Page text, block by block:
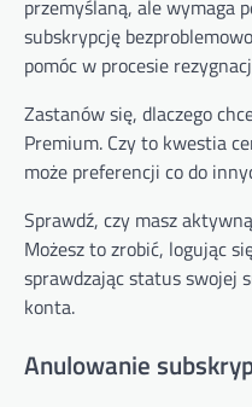
przemyślaną, ale wymaga
subskrypcję
pomóc w procesie
Zastanów się, dlaczego
Premium. Czy to kwestia
może preferencji co do
Sprawdź, czy masz
Możesz to zrobić, logując
sprawdzając status swojej
konta.
Anulowanie